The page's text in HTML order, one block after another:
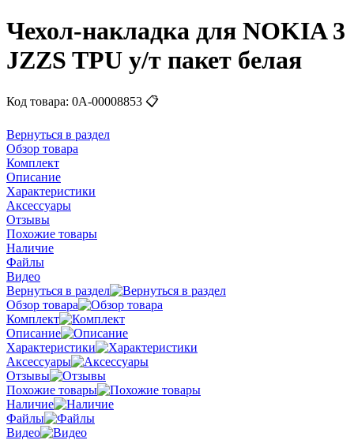
Чехол-накладка для NOKIA 3
JZZS TPU у/т пакет белая
Код товара: 0А-00008853 📋
Вернуться в раздел
Обзор товара
Комплект
Описание
Характеристики
Аксессуары
Отзывы
Похожие товары
Наличие
Файлы
Видео
Вернуться в раздел
Обзор товара
Комплект
Описание
Характеристики
Аксессуары
Отзывы
Похожие товары
Наличие
Файлы
Видео